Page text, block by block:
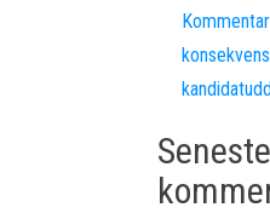
Seneste